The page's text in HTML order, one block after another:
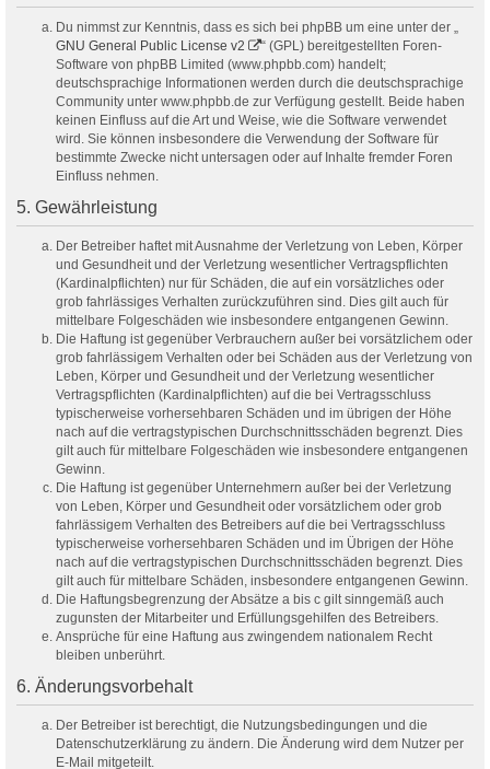
Du nimmst zur Kenntnis, dass es sich bei phpBB um eine unter der „
GNU General Public License v2
“ (GPL) bereitgestellten Foren-
Software von phpBB Limited (www.phpbb.com) handelt;
deutschsprachige Informationen werden durch die deutschsprachige
Community unter www.phpbb.de zur Verfügung gestellt. Beide haben
keinen Einfluss auf die Art und Weise, wie die Software verwendet
wird. Sie können insbesondere die Verwendung der Software für
bestimmte Zwecke nicht untersagen oder auf Inhalte fremder Foren
Einfluss nehmen.
5. Gewährleistung
Der Betreiber haftet mit Ausnahme der Verletzung von Leben, Körper
und Gesundheit und der Verletzung wesentlicher Vertragspflichten
(Kardinalpflichten) nur für Schäden, die auf ein vorsätzliches oder
grob fahrlässiges Verhalten zurückzuführen sind. Dies gilt auch für
mittelbare Folgeschäden wie insbesondere entgangenen Gewinn.
Die Haftung ist gegenüber Verbrauchern außer bei vorsätzlichem oder
grob fahrlässigem Verhalten oder bei Schäden aus der Verletzung von
Leben, Körper und Gesundheit und der Verletzung wesentlicher
Vertragspflichten (Kardinalpflichten) auf die bei Vertragsschluss
typischerweise vorhersehbaren Schäden und im übrigen der Höhe
nach auf die vertragstypischen Durchschnittsschäden begrenzt. Dies
gilt auch für mittelbare Folgeschäden wie insbesondere entgangenen
Gewinn.
Die Haftung ist gegenüber Unternehmern außer bei der Verletzung
von Leben, Körper und Gesundheit oder vorsätzlichem oder grob
fahrlässigem Verhalten des Betreibers auf die bei Vertragsschluss
typischerweise vorhersehbaren Schäden und im Übrigen der Höhe
nach auf die vertragstypischen Durchschnittsschäden begrenzt. Dies
gilt auch für mittelbare Schäden, insbesondere entgangenen Gewinn.
Die Haftungsbegrenzung der Absätze a bis c gilt sinngemäß auch
zugunsten der Mitarbeiter und Erfüllungsgehilfen des Betreibers.
Ansprüche für eine Haftung aus zwingendem nationalem Recht
bleiben unberührt.
6. Änderungsvorbehalt
Der Betreiber ist berechtigt, die Nutzungsbedingungen und die
Datenschutzerklärung zu ändern. Die Änderung wird dem Nutzer per
E-Mail mitgeteilt.